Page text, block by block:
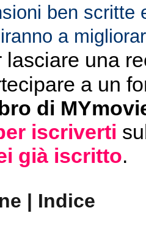
ben scritte
a
lasciare una
a un
di
iscriverti
già iscritto.
| Indice